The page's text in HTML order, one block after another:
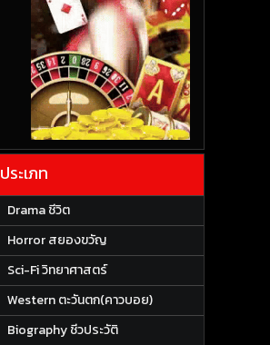
ประเภท
Drama ชีวิต
Horror สยองขวัญ
Sci-Fi วิทยาศาสตร์
Western ตะวันตก(คาวบอย)
Biography ชีวประวัติ